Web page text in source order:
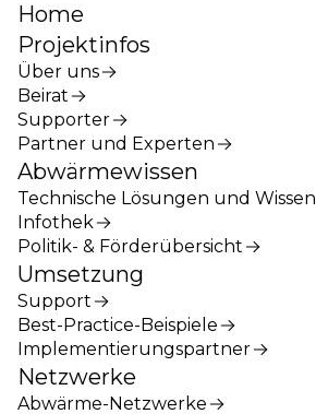
Home
Projektinfos
Über uns
Beirat
Supporter
Partner und Experten
Abwärmewissen
Technische Lösungen und Wissen
Infothek
Politik- & Förderübersicht
Umsetzung
Support
Best-Practice-Beispiele
Implementierungspartner
Netzwerke
Abwärme-Netzwerke